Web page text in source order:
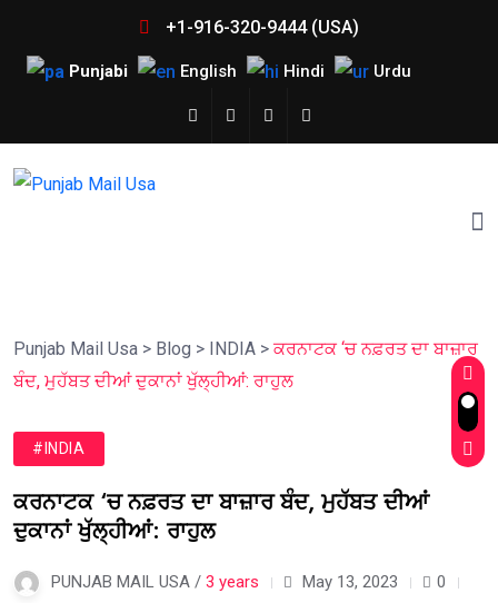
+1-916-320-9444 (USA)
Punjabi English Hindi Urdu
Punjab Mail Usa > Blog > INDIA > ਕਰਨਾਟਕ ‘ਚ ਨਫ਼ਰਤ ਦਾ ਬਾਜ਼ਾਰ
ਬੰਦ, ਮੁਹੱਬਤ ਦੀਆਂ ਦੁਕਾਨਾਂ ਖੁੱਲ੍ਹੀਆਂ: ਰਾਹੁਲ
#INDIA
ਕਰਨਾਟਕ ‘ਚ ਨਫ਼ਰਤ ਦਾ ਬਾਜ਼ਾਰ ਬੰਦ, ਮੁਹੱਬਤ ਦੀਆਂ
ਦੁਕਾਨਾਂ ਖੁੱਲ੍ਹੀਆਂ: ਰਾਹੁਲ
PUNJAB MAIL USA / 3 years May 13, 2023
0